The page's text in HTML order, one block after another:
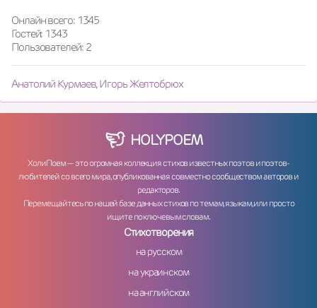
Онлайн всего: 1345
Гостей: 1343
Пользователей: 2
Анатолий Курмаев,Игорь Желтобрюх
HOLYPOEM
ХолиПоем — это огромная коллекция стихов известных поэтов и поэтов-
любителей со всего мира, опубликованная совместно сообществом авторов и
редакторов.
Перемещайтесь по нашей базе данных стихов по темам, языкам, или просто
ищите по ключевым словам.
Стихотворения
на русском
на украинском
на английском